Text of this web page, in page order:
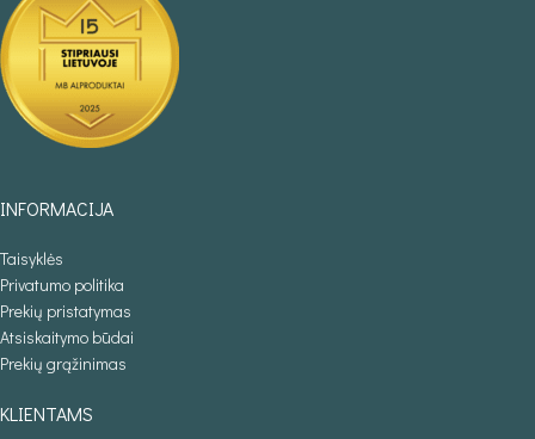
INFORMACIJA
Taisyklės
Privatumo politika
Prekių pristatymas
Atsiskaitymo būdai
Prekių grąžinimas
KLIENTAMS